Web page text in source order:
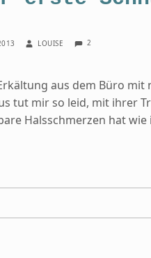
LOUISE 2
aus dem Büro mit
tut mir so leid, mit ihrer
Halsschmerzen hat